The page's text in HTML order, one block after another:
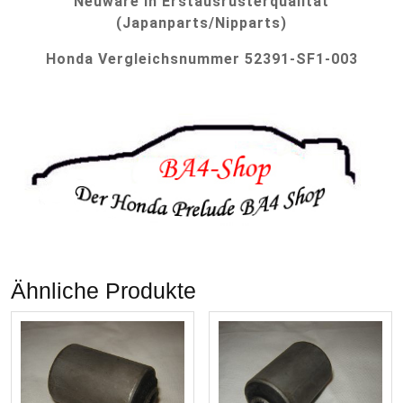
(Japanparts/Nipparts)
Honda Vergleichsnummer 52391-SF1-003
Ähnliche Produkte